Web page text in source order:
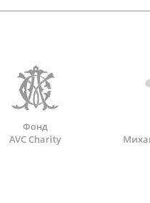
Фонд
AVC Charity